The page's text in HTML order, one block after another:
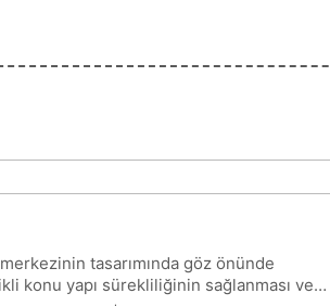
tasarımında göz önünde
konu yapı sürekliliğinin sağlanması ve…